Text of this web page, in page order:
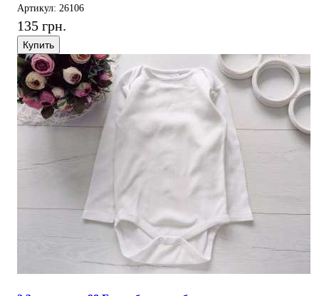
Артикул: 26106
135 грн.
Купить